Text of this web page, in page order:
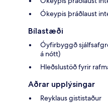
Ókeypis þráðlaust
Bílastæði
Óyfirbyggð
á nótt)
Hleðslustöð fyrir
Aðrar upplýsingar
Reyklaus gististaður